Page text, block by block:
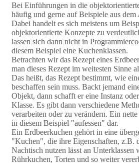
Bei Einführungen in die
häufig und gerne auf Beispiele aus
Dabei handelt es sich meistens um
objektorientierte Konzepte zu
lassen sich dann nicht in
diesem Beispiel eine Kuchenklassen.
Betrachten wir das Rezept eines
man dieses Rezept im weitesten Sinne
Das heißt, das Rezept bestimmt, wie
beschaffen sein muss. Backt jemand
Objekt, dann schafft er eine Instanz
Klasse. Es gibt dann verschiedene
verarbeiten oder zu verändern. Ein
in diesem Beispiel "aufessen" dar.
Ein Erdbeerkuchen gehört in eine
"Kuchen", die ihre Eigenschaften, z.B.
Nachtisch nutzen lässt an Unterklassen
Rührkuchen, Torten und so weiter